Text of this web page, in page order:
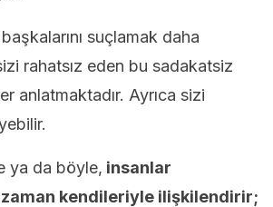
suçlamak daha
rahatsız eden bu sadakatsiz
anlatmaktadır. Ayrıca sizi
ya da böyle, insanlar
kendileriyle ilişkilendirir;